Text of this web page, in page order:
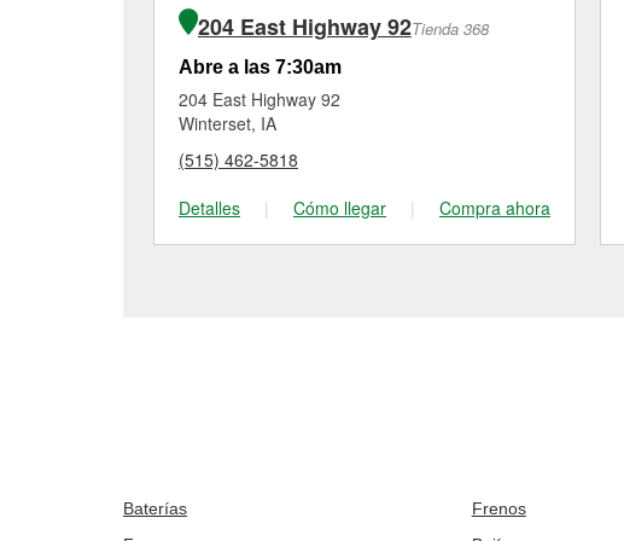
204 East Highway 92Tienda 368
Abre a las 7:30am
204 East Highway 92
Winterset, IA
(515) 462-5818
Detalles
| Cómo llegar | Compra ahora
Baterías Frenos